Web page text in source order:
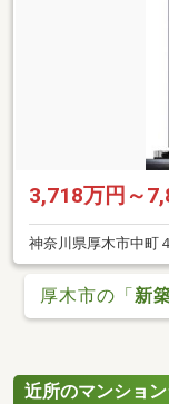
3,718万円～
神奈川県厚木市中町４
厚木市の「新
近所のマンショ